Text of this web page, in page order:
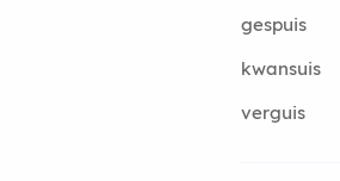
gespuis
kwansuis
verguis